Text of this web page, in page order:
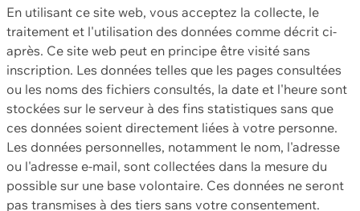
En utilisant ce site web, vous acceptez la collecte, le
traitement et l'utilisation des données comme décrit ci-
après. Ce site web peut en principe être visité sans
inscription. Les données telles que les pages consultées
ou les noms des fichiers consultés, la date et l'heure sont
stockées sur le serveur à des fins statistiques sans que
ces données soient directement liées à votre personne.
Les données personnelles, notamment le nom, l'adresse
ou l'adresse e-mail, sont collectées dans la mesure du
possible sur une base volontaire. Ces données ne seront
pas transmises à des tiers sans votre consentement.